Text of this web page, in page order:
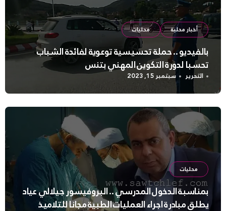
أخبار محلية محليات
بالفيديو .. حملة تحسيسية توعوية لفائدة الشباب
تحسبا لدورة التكوين المهني بتنس
التحرير سبتمبر 15, 2023
محليات
بمناسبة الدخول المدرسي .. البروفيسور جيلالي عياد
يطلق مبادرة اجراء العمليات الطبية مجانا للتلاميذ